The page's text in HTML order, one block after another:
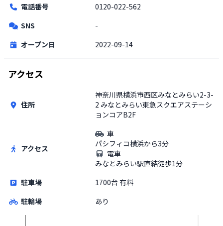
電話番号
0120-022-562
SNS
-
オープン日
2022-09-14
アクセス
住所
神奈川県横浜市西区みなとみらい2-3-
2 みなとみらい東急スクエアステーシ
ョンコアB2F
アクセス
車
パシフィコ横浜から3分
電車
みなとみらい駅直結徒歩1分
駐車場
1700台 有料
駐輪場
あり